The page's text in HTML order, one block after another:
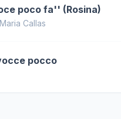
poco fa'' (Rosina)
Maria Callas
pocco